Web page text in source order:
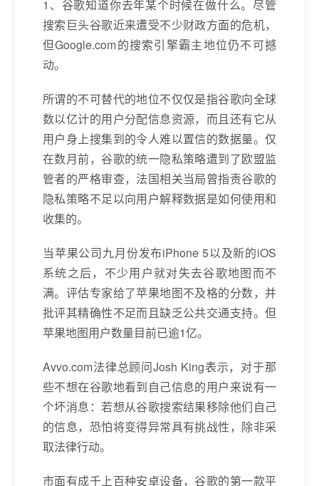
1、谷歌知道你去年某个时候在做什么。尽管
搜索巨头谷歌近来遭受不少财政方面的危机，
但Google.com的搜索引擎霸主地位仍不可撼
动。
所谓的不可替代的地位不仅仅是指谷歌向全球
数以亿计的用户分配信息资源，而且还有它从
用户身上搜集到的令人难以置信的数据量。仅
在数月前，谷歌的统一隐私策略遭到了欧盟监
管者的严格审查，法国相关当局曾指责谷歌的
隐私策略不足以向用户解释数据是如何使用和
收集的。
当苹果公司九月份发布iPhone 5以及新的iOS
系统之后，不少用户就对失去谷歌地图而不
满。评估专家给了苹果地图不及格的分数，并
批评其精确性不足而且缺乏公共交通支持。但
苹果地图用户数量目前已逾1亿。
Avvo.com法律总顾问Josh King表示，对于那
些不想在谷歌地看到自己信息的用户来说有一
个坏消息：若想从谷歌搜索结果移除他们自己
的信息，恐怕将变得异常具有挑战性，除非采
取法律行动。
市面有成千上百种安卓设备，谷歌的第一款平